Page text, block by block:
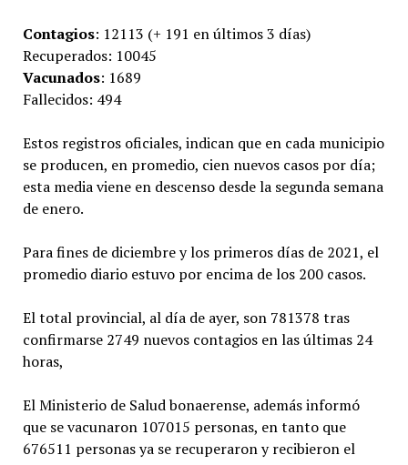
Contagios: 12113 (+ 191 en últimos 3 días)
Recuperados: 10045
Vacunados: 1689
Fallecidos: 494
Estos registros oficiales, indican que en cada municipio
se producen, en promedio, cien nuevos casos por día;
esta media viene en descenso desde la segunda semana
de enero.
Para fines de diciembre y los primeros días de 2021, el
promedio diario estuvo por encima de los 200 casos.
El total provincial, al día de ayer, son 781378 tras
confirmarse 2749 nuevos contagios en las últimas 24
horas,
El Ministerio de Salud bonaerense, además informó
que se vacunaron 107015 personas, en tanto que
676511 personas ya se recuperaron y recibieron el